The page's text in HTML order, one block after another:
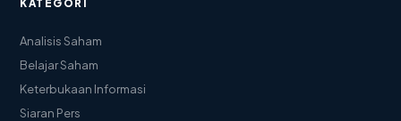
KATEGORI
Analisis Saham
Belajar Saham
Keterbukaan Informasi
Siaran Pers